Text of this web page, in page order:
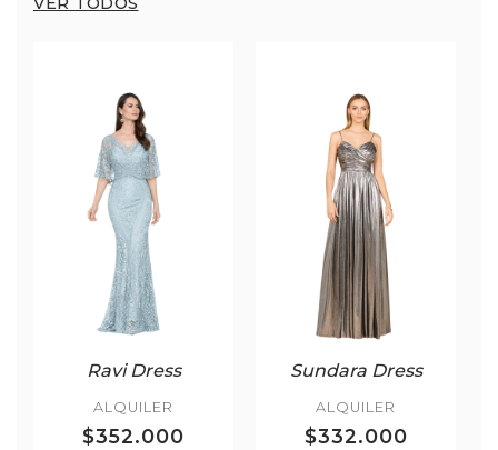
Ravi Dress
ALQUILER
$352.000
Sundara Dress
ALQUILER
$332.000